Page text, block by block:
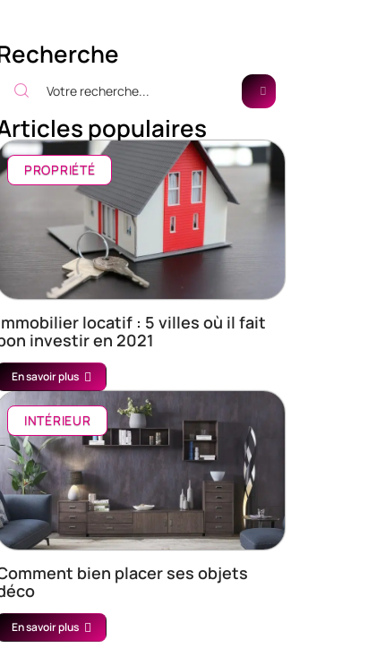
populaires
PROPRIÉTÉ
locatif : 5 villes où il fait
investir en 2021
En savoir plus
INTÉRIEUR
bien placer ses objets
En savoir plus